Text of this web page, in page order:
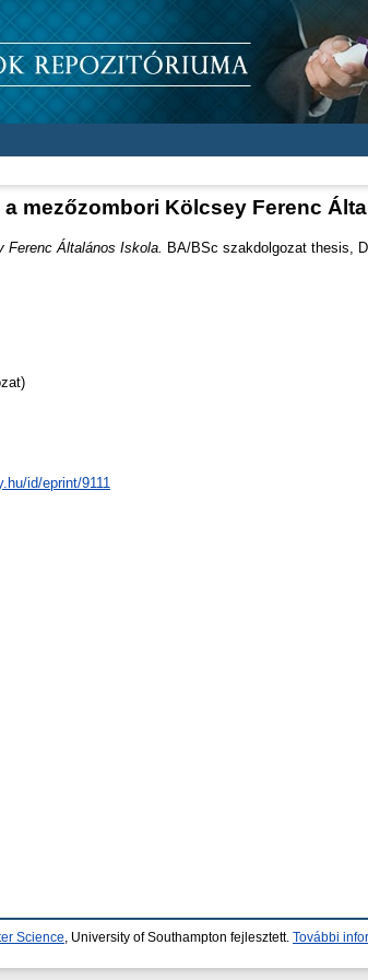
a mezőzombori Kölcsey Ferenc
Ferenc Általános Iskola.
BA/BSc szakdolgozat thesis,
id/eprint/9111
Science , University of Southampton fejlesztett. További